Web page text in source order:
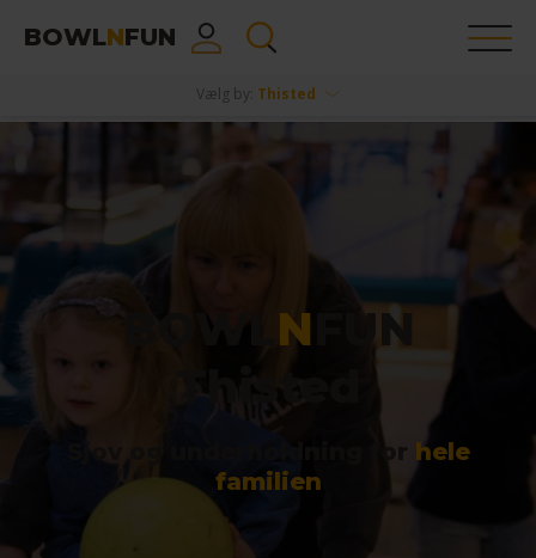
BOWLNFUN
Vælg by: Thisted
BOWL N FUN
hele
familien